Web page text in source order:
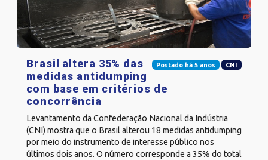
Postado há 5 anos CNI
Brasil altera 35% das
medidas antidumping
com base em critérios de
concorrência
Levantamento da Confederação Nacional da Indústria
(CNI) mostra que o Brasil alterou 18 medidas antidumping
por meio do instrumento de interesse público nos
últimos dois anos. O número corresponde a 35% do total